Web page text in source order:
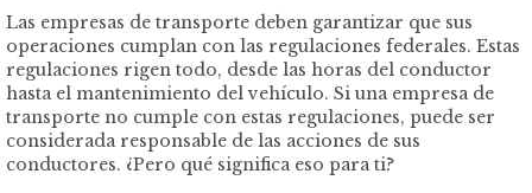
Las empresas de transporte deben garantizar que sus
operaciones cumplan con las regulaciones federales. Estas
regulaciones rigen todo, desde las horas del conductor
hasta el mantenimiento del vehículo. Si una empresa de
transporte no cumple con estas regulaciones, puede ser
considerada responsable de las acciones de sus
conductores. ¿Pero qué significa eso para ti?